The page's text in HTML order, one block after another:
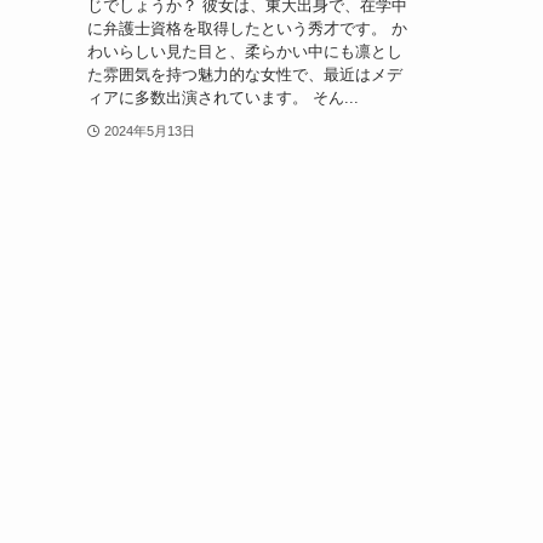
じでしょうか？ 彼女は、東大出身で、在学中
に弁護士資格を取得したという秀才です。 か
わいらしい見た目と、柔らかい中にも凛とし
た雰囲気を持つ魅力的な女性で、最近はメデ
ィアに多数出演されています。 そん...
2024年5月13日